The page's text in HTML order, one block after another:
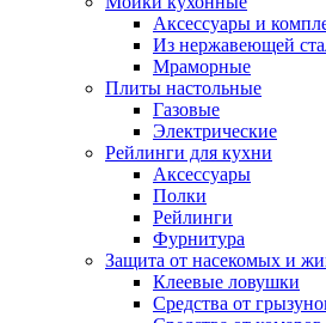
Аксессуары и
Из нержавеющей
Мраморные
Плиты настольные
Газовые
Электрические
Рейлинги для кухни
Аксессуары
Полки
Рейлинги
Фурнитура
Защита от насекомых и
Клеевые ловушки
Средства от